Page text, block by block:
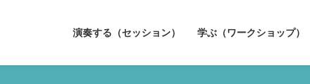
演奏する（セッション） 学ぶ（ワークショップ）